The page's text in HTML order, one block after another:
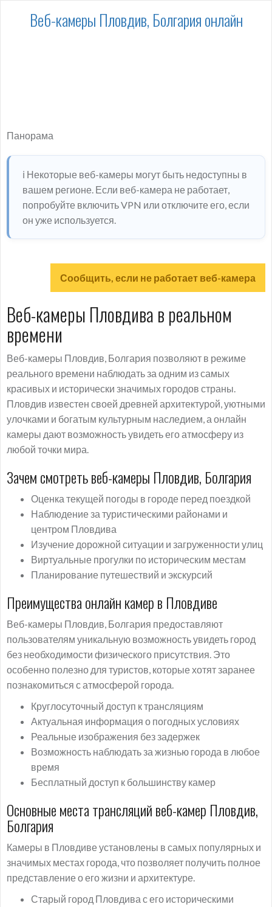
Веб-камеры Пловдив, Болгария онлайн
Панорама
ℹ️ Некоторые веб-камеры могут быть недоступны в
вашем регионе. Если веб-камера не работает,
попробуйте включить VPN или отключите его, если
он уже используется.
Сообщить, если не работает веб-камера
Веб-камеры Пловдива в реальном
времени
Веб-камеры Пловдив, Болгария позволяют в режиме
реального времени наблюдать за одним из самых
красивых и исторически значимых городов страны.
Пловдив известен своей древней архитектурой, уютными
улочками и богатым культурным наследием, а онлайн
камеры дают возможность увидеть его атмосферу из
любой точки мира.
Зачем смотреть веб-камеры Пловдив, Болгария
Оценка текущей погоды в городе перед поездкой
Наблюдение за туристическими районами и
центром Пловдива
Изучение дорожной ситуации и загруженности улиц
Виртуальные прогулки по историческим местам
Планирование путешествий и экскурсий
Преимущества онлайн камер в Пловдиве
Веб-камеры Пловдив, Болгария предоставляют
пользователям уникальную возможность увидеть город
без необходимости физического присутствия. Это
особенно полезно для туристов, которые хотят заранее
познакомиться с атмосферой города.
Круглосуточный доступ к трансляциям
Актуальная информация о погодных условиях
Реальные изображения без задержек
Возможность наблюдать за жизнью города в любое
время
Бесплатный доступ к большинству камер
Основные места трансляций веб-камер Пловдив,
Болгария
Камеры в Пловдиве установлены в самых популярных и
значимых местах города, что позволяет получить полное
представление о его жизни и архитектуре.
Старый город Пловдива с его историческими